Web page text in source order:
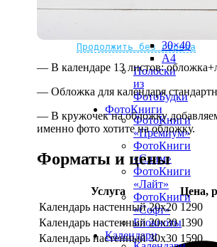
Продолжить без города
20×20
30×40
A4
Полоски
из
ФотоБудки
ФотоКниги
ФотоКниги
«Премиум»
ФотоКниги
«Слим»
ФотоКниги
«Лайт»
ФотоКниги
«Софт»
Блокноты
Календари
— В календаре 13 листов:
— Обложка для календаря
— В кружочек на обложку
именно фото хотите на обложку.
Форматы и цены
Услуга
Цена,
Календарь настенный 20х20 1290
Календарь настенный 20х30 1390
Календарь настенный 30х30 1590